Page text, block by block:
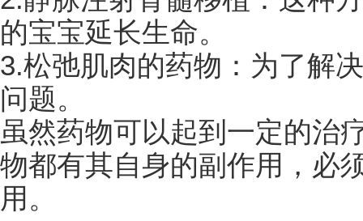
的宝宝延长生命。
3.松弛肌肉的药物：为了解
问题。
虽然药物可以起到一定的治
物都有其自身的副作用，必
用。